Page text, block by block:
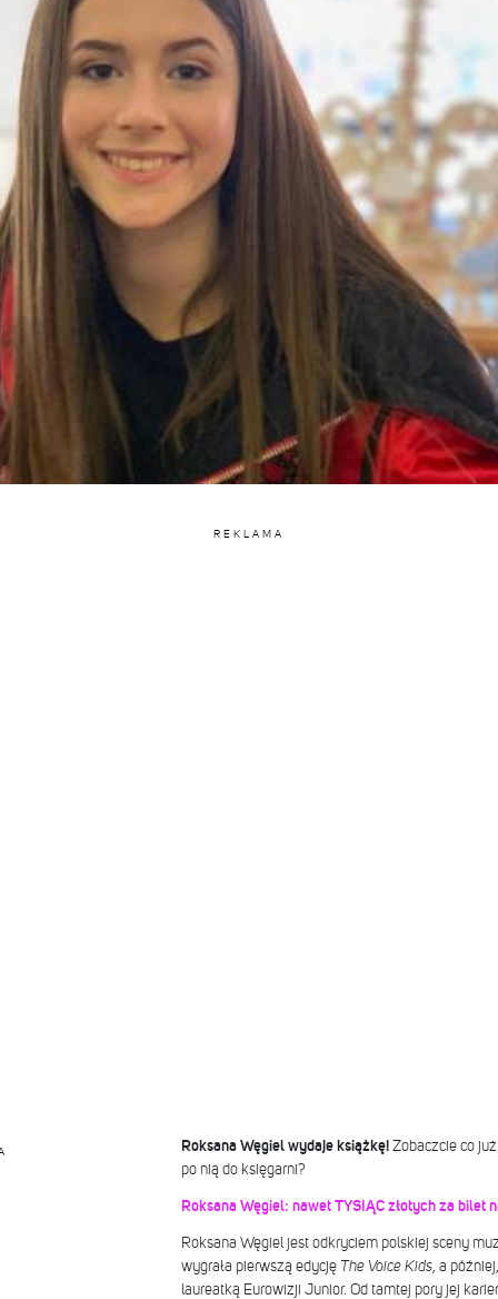
REKLAMA
Roksana Węgiel wydaje książkę!Zobaczcie co
po nią do księgarni?
Roksana Węgiel: nawet TYSIĄC złotych za bilet
Roksana Węgiel jest odkryciem polskiej sceny
wygrała pierwszą edycję The Voice Kids, a
laureatką Eurowizji Junior. Od tamtej pory jej